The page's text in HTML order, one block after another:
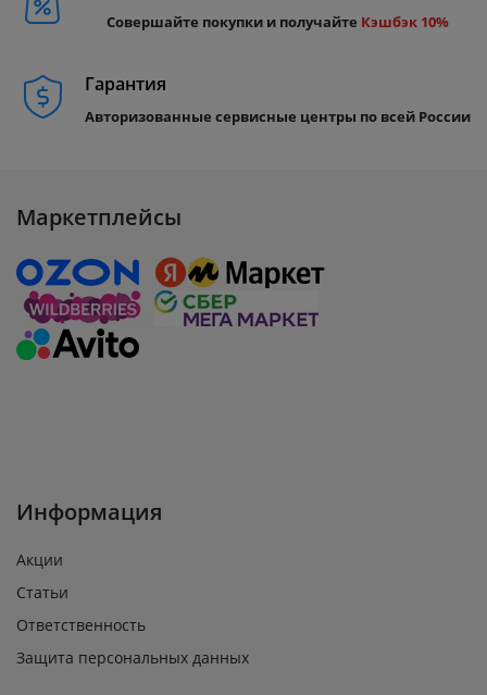
Совершайте покупки и получайте Кэшбэк 10%
Гарантия
Авторизованные сервисные центры по всей России
Маркетплейсы
Информация
Акции
Статьи
Ответственность
Защита персональных данных